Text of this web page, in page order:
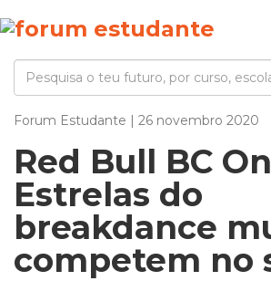
Forum Estudante | 26 novembro 2020
Red Bull BC
Estrelas do
breakdance
competem no